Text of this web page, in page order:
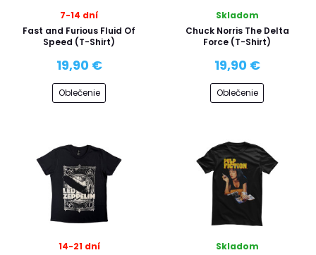
7-14 dní
Fast and Furious Fluid Of
Speed (T-Shirt)
19,90 €
Oblečenie
Skladom
Chuck Norris The Delta
Force (T-Shirt)
19,90 €
Oblečenie
14-21 dní
Skladom